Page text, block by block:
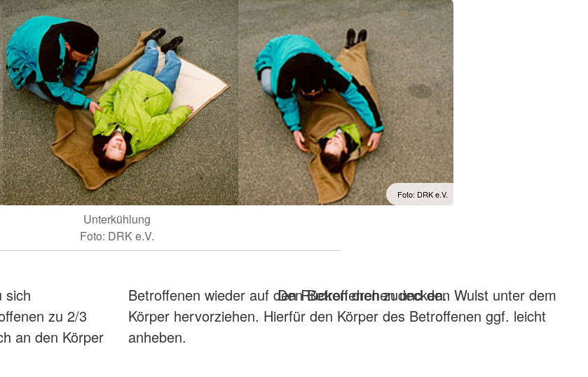
Foto: DRK e.V.
Unterkühlung
Foto: DRK e.V.
sich
zu 2/3
an den Körper
Betroffenen wieder auf den Rücken drehen und den Wulst unter dem
Körper hervorziehen. Hierfür den Körper des Betroffenen ggf. leicht
anheben.
Den Betroffenen zudecken.